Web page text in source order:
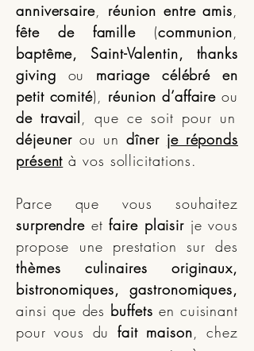
anniversaire, réunion entre amis,
fête de famille(communion,
baptême, Saint-Valentin, thanks
giving ou mariage célébré en
petit comité), réunion d’affaireou
de travail, que ce soit pour un
déjeunerou undîner je réponds
présent à vos sollicitations.
Parce que vous souhaitez
surprendre etfaire plaisir je vous
propose une prestation sur des
thèmes culinaires originaux,
bistronomiques, gastronomiques,
ainsi que des buffets en cuisinant
pour vous dufait maison, chez